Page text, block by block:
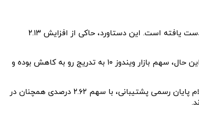
بر اساس آخرین داده‌های منتشرشده توسط Statcounter، ویندوز ۱۱ در اکتبر ۲۰۲۴ با کسب ۳۵.۵۵ درصد از سهم بازار، به اوج محبوبیت خود دست یافته است. این دستاورد، حاکی از افزایش ۲.۱۳
همزمان با افزایش سهم بازار ویندوز ۱۱، ویندوز ۱۰ نیز همچنان جایگاه خود را به عنوان محبوب‌ترین سیستم‌عامل دسکتاپ حفظ کرده است. با این حال، سهم بازار ویندوز ۱۰ به تدریج رو به کاهش بوده و
با وجود مهاجرت کاربران به سمت سیستم‌عامل‌های جدیدتر، نسخه‌های قدیمی‌تر ویندوز همچنان طرفداران خود را دارند. ویندوز ۷، علی‌رغم اعلام پایان رسمی پشتیبانی، با سهم ۲.۶۲ درصدی همچنان در